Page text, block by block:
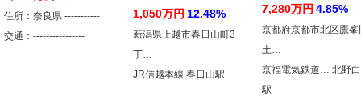
住所：奈良県 -----------
交通：----------------
1,050万円 12.48%
新潟県上越市春日山町3
丁…
JR信越本線 春日山駅
7,280万円 4.85%
京都府京都市北区鷹峯
土…
京福電気鉄道… 北野
駅